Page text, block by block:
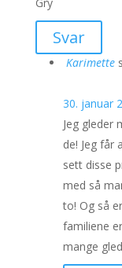
Svar
Karimette
30. januar
Jeg gleder
de! Jeg får
sett disse
med så
to! Og så
familiene
mange